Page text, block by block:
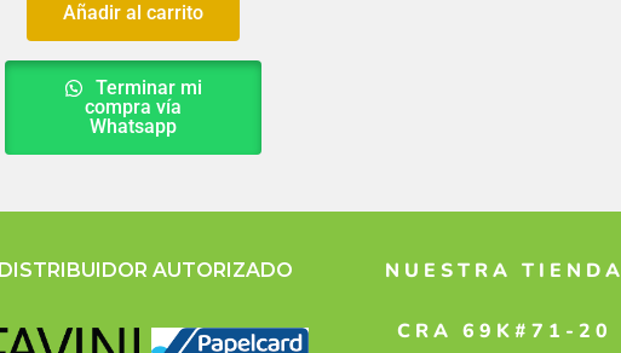
Añadir al carrito
Terminar mi
compra vía
Whatsapp
DISTRIBUIDOR AUTORIZADO NUESTRA TIENDA
CRA 69K#71-20